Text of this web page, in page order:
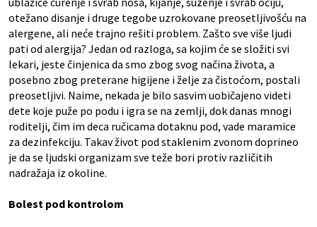
otežano disanje i druge tegobe uzrokovane preosetljivošću na
alergene, ali neće trajno rešiti problem. Zašto sve više ljudi
pati od alergija? Jedan od razloga, sa kojim će se složiti svi
lekari, jeste činjenica da smo zbog svog načina života, a
posebno zbog preterane higijene i želje za čistoćom, postali
preosetljivi. Naime, nekada je bilo sasvim uobičajeno videti
dete koje puže po podu i igra se na zemlji, dok danas mnogi
roditelji, čim im deca ručicama dotaknu pod, vade maramice
za dezinfekciju. Takav život pod staklenim zvonom doprineo
je da se ljudski organizam sve teže bori protiv različitih
nadražaja iz okoline.
Bolest pod kontrolom